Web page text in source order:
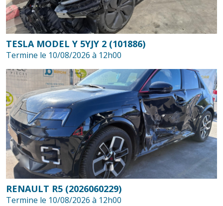
TESLA MODEL Y 5YJY 2 (101886)
Termine le 10/08/2026 à 12h00
RENAULT R5 (2026060229)
Termine le 10/08/2026 à 12h00